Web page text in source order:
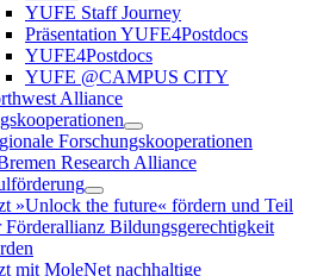
YUFE Staff Journey
Präsentation YUFE4Postdocs
YUFE4Postdocs
YUFE @CAMPUS CITY
Alliance
Forschungskooperationen
Research Alliance
»Unlock the future« fördern und Teil
Förderallianz Bildungsgerechtigkeit
mit MoleNet nachhaltige